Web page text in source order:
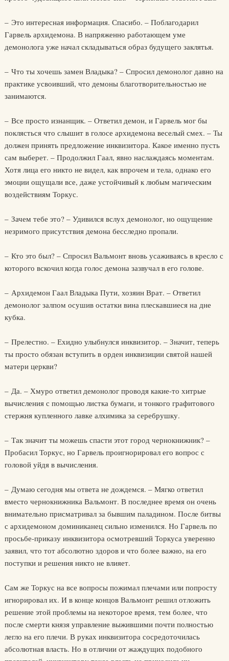
– Это интересная информация. Спасибо. – Поблагодарил
Гарвель архидемона. В напряженно работающем уме
демонолога уже начал складываться образ будущего заклятья.
– Что ты хочешь замен Владыка? – Спросил демонолог давно на
практике усвоивший, что демоны благотворительностью не
занимаются.
– Все просто изнанщик. – Ответил демон, и Гарвель мог бы
поклясться что слышит в голосе архидемона веселый смех. – Ты
должен принять предложение инквизитора. Какое именно пусть
сам выберет. – Продолжил Гаал, явно наслаждаясь моментам.
Хотя лица его никто не видел, как впрочем и тела, однако его
эмоции ощущали все, даже устойчивый к любым магическим
воздействиям Торкус.
– Зачем тебе это? – Удивился вслух демонолог, но ощущение
незримого присутствия демона бесследно пропали.
– Кто это был? – Спросил Вальмонт вновь усаживаясь в кресло с
которого вскочил когда голос демона зазвучал в его голове.
– Архидемон Гаал Владыка Пути, хозяин Врат. – Ответил
демонолог залпом осушив остатки вина плескавшиеся на дне
кубка.
– Прелестно. – Ехидно улыбнулся инквизитор. – Значит, теперь
ты просто обязан вступить в орден инквизиции святой нашей
матери церкви?
– Да. – Хмуро ответил демонолог проводя какие-то хитрые
вычисления с помощью листка бумаги, и тонкого графитового
стержня купленного лавке алхимика за серебрушку.
– Так значит ты можешь спасти этот город чернокнижник? –
Пробасил Торкус, но Гарвель проигнорировал его вопрос с
головой уйдя в вычисления.
– Думаю сегодня мы ответа не дождемся. – Мягко ответил
вместо чернокнижника Вальмонт. В последнее время он очень
внимательно присматривал за бывшим паладином. После битвы
с архидемоном доминиканец сильно изменился. Но Гарвель по
просьбе-приказу инквизитора осмотревший Торкуса уверенно
заявил, что тот абсолютно здоров и что более важно, на его
поступки и решения никто не влияет.
Сам же Торкус на все вопросы пожимал плечами или попросту
игнорировал их. И в конце концов Вальмонт решил отложить
решение этой проблемы на некоторое время, тем более, что
после смерти князя управление выжившими почти полностью
легло на его плечи. В руках инквизитора сосредоточилась
абсолютная власть. Но в отличии от жаждущих подобного